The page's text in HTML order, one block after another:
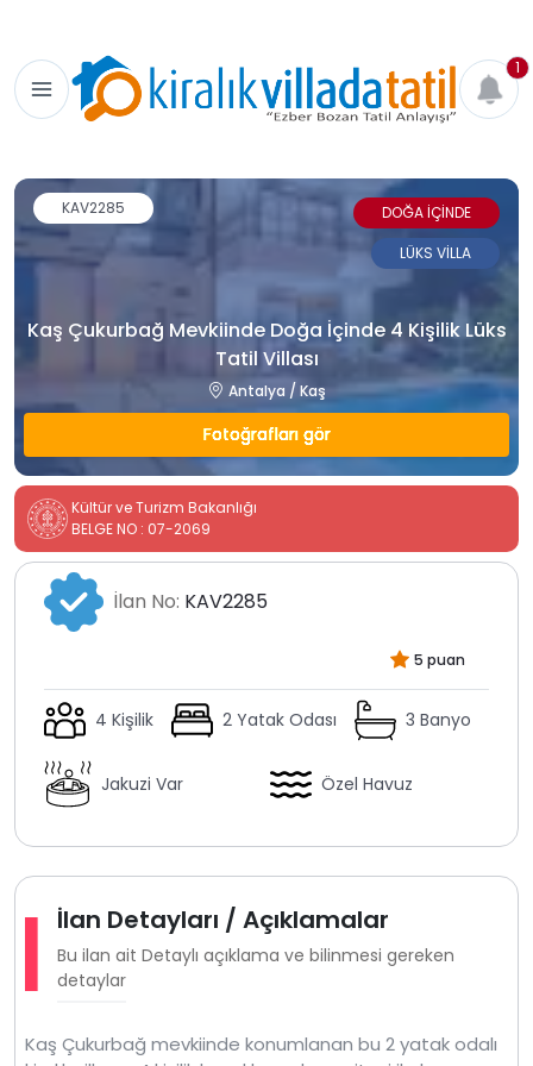
1
Kaş Çukurbağ Mevkiinde Doğa İçinde 4 Kişilik Lüks
Tatil Villası
Antalya / Kaş
Fotoğrafları gör
KAV2285
DOĞA İÇİNDE
LÜKS VİLLA
Kültür ve Turizm Bakanlığı
BELGE NO : 07-2069
İlan No: KAV2285
5 puan
4 Kişilik 2 Yatak Odası 3 Banyo
Jakuzi Var Özel Havuz
İlan Detayları / Açıklamalar
Bu ilan ait Detaylı açıklama ve bilinmesi gereken
detaylar
Kaş Çukurbağ mevkiinde konumlanan bu 2 yatak odalı